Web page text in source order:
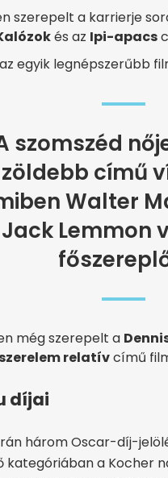
szerepelt a karrierje
és az Ipi-apacs
egyik legnépszerűbb
szomszéd
zöldebb című
Walter
Jack Lemmon
még szerepelt a
szerelem relatívcímű
díjai
három Oscar-díj-
kategóriában a Kocher